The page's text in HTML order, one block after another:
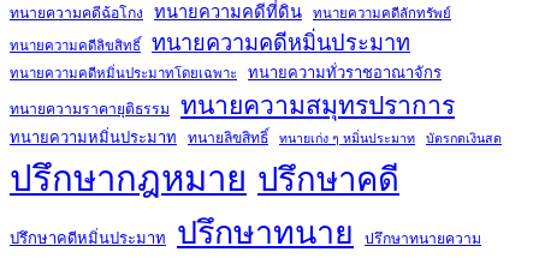
ทนายความคดีฉ้อโกง ทนายความคดีที่ดิน ทนายความคดีลักทรัพย์
ทนายความคดีลิขสิทธิ์ ทนายความคดีหมิ่นประมาท
ทนายความคดีหมิ่นประมาทโดยเฉพาะ ทนายความทั่วราชอาณาจักร
ทนายความราคายุติธรรม ทนายความสมุทรปราการ
ทนายความหมิ่นประมาท ทนายลิขสิทธิ์ ทนายเก่ง ๆ หมิ่นประมาท บัตรกดเงินสด
ปรึกษากฎหมาย ปรึกษาคดี
ปรึกษาคดีหมิ่นประมาท ปรึกษาทนาย ปรึกษาทนายความ